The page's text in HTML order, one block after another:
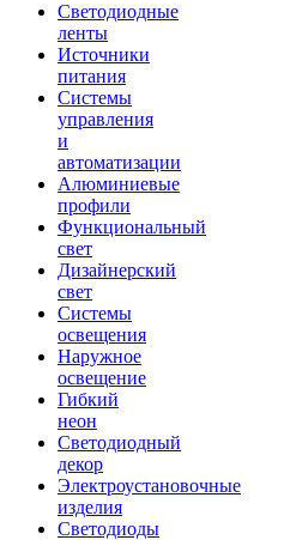
Светодиодные
ленты
Источники
питания
Системы
управления
и
автоматизации
Алюминиевые
профили
Функциональный
свет
Дизайнерский
свет
Системы
освещения
Наружное
освещение
Гибкий
неон
Светодиодный
декор
Электроустановочные
изделия
Светодиоды